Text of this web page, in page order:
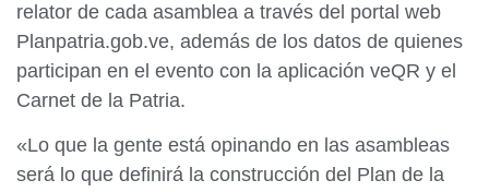
relator de cada asamblea a través del portal web
Planpatria.gob.ve, además de los datos de quienes
participan en el evento con la aplicación veQR y el
Carnet de la Patria.
«Lo que la gente está opinando en las asambleas
será lo que definirá la construcción del Plan de la